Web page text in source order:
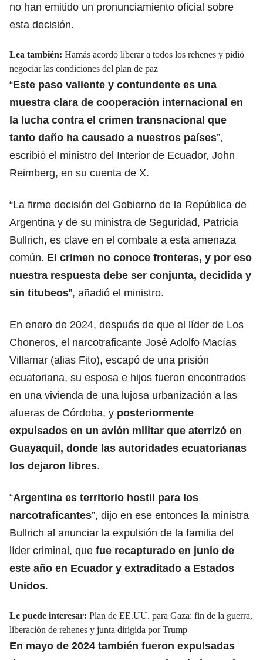
no han emitido un pronunciamiento oficial sobre
esta decisión.
Lea también: Hamás acordó liberar a todos los rehenes y pidió
negociar las condiciones del plan de paz
“Este paso valiente y contundente es una
muestra clara de cooperación internacional en
la lucha contra el crimen transnacional que
tanto daño ha causado a nuestros países”,
escribió el ministro del Interior de Ecuador, John
Reimberg, en su cuenta de X.
“La firme decisión del Gobierno de la República de
Argentina y de su ministra de Seguridad, Patricia
Bullrich, es clave en el combate a esta amenaza
común. El crimen no conoce fronteras, y por eso
nuestra respuesta debe ser conjunta, decidida y
sin titubeos”, añadió el ministro.
En enero de 2024, después de que el líder de Los
Choneros, el narcotraficante José Adolfo Macías
Villamar (alias Fito), escapó de una prisión
ecuatoriana, su esposa e hijos fueron encontrados
en una vivienda de una lujosa urbanización a las
afueras de Córdoba, y posteriormente
expulsados en un avión militar que aterrizó en
Guayaquil, donde las autoridades ecuatorianas
los dejaron libres.
“Argentina es territorio hostil para los
narcotraficantes”, dijo en ese entonces la ministra
Bullrich al anunciar la expulsión de la familia del
líder criminal, que fue recapturado en junio de
este año en Ecuador y extraditado a Estados
Unidos.
Le puede interesar: Plan de EE.UU. para Gaza: fin de la guerra,
liberación de rehenes y junta dirigida por Trump
En mayo de 2024 también fueron expulsadas